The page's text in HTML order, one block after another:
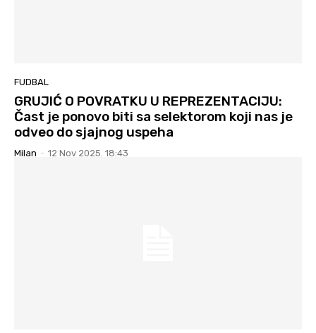
FUDBAL
GRUJIĆ O POVRATKU U REPREZENTACIJU:
Čast je ponovo biti sa selektorom koji nas je
odveo do sjajnog uspeha
Milan - 12 Nov 2025. 18:43